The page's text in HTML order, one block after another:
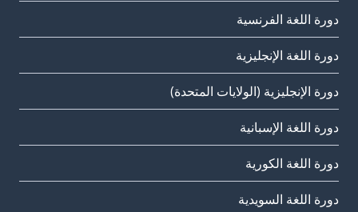
دورة اللغة الفرنسية
دورة اللغة الإنجليزية
دورة الإنجليزية (الولايات المتحدة)
دورة اللغة الإسبانية
دورة اللغة الكورية
دورة اللغة السويدية